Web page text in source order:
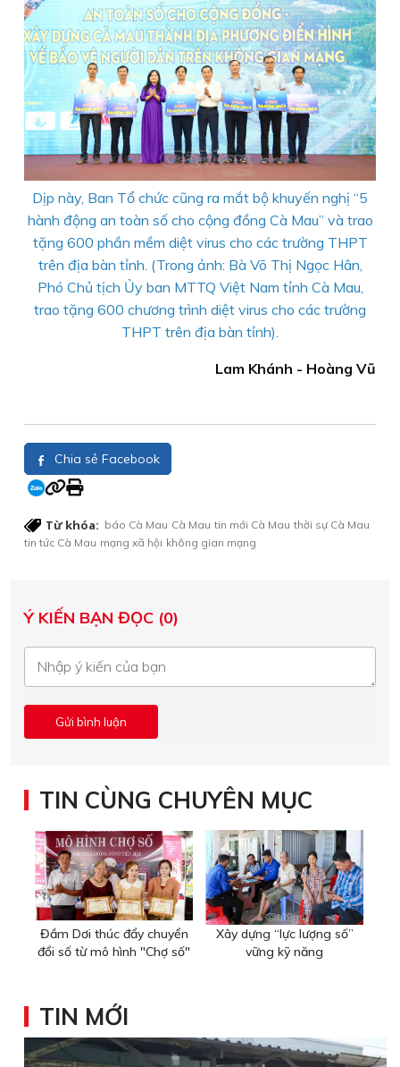
Dịp này, Ban Tổ chức cũng ra mắt bộ khuyến nghị “5
hành động an toàn số cho cộng đồng Cà Mau” và trao
tặng 600 phần mềm diệt virus cho các trường THPT
trên địa bàn tỉnh. (Trong ảnh: Bà Võ Thị Ngọc Hân,
Phó Chủ tịch Ủy ban MTTQ Việt Nam tỉnh Cà Mau,
trao tặng 600 chương trình diệt virus cho các trường
THPT trên địa bàn tỉnh).
Lam Khánh - Hoàng Vũ
Chia sẻ Facebook
Từ khóa: báo Cà Mau Cà Mau tin mới Cà Mau thời sự Cà Mau
tin tức Cà Mau mạng xã hội không gian mạng
Ý KIẾN BẠN ĐỌC (0)
TIN CÙNG CHUYÊN MỤC
Đầm Dơi thúc đẩy chuyển
đổi số từ mô hình "Chợ số"
Xây dựng “lực lượng số”
vững kỹ năng
TIN MỚI